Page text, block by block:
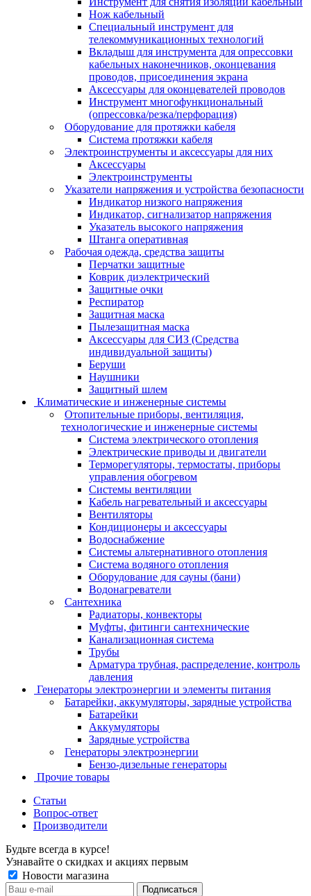
Нож кабельный
Специальный инструмент для
телекоммуникационных технологий
Вкладыш для инструмента для опрессовки
кабельных наконечников, оконцевания
проводов, присоединения экрана
Аксессуары для оконцевателей проводов
Инструмент многофункциональный
(опрессовка/резка/перфорация)
Оборудование для протяжки кабеля
Система протяжки кабеля
Электроинструменты и аксессуары для них
Аксессуары
Электроинструменты
Указатели напряжения и устройства безопасности
Индикатор низкого напряжения
Индикатор, сигнализатор напряжения
Указатель высокого напряжения
Штанга оперативная
Рабочая одежда, средства защиты
Перчатки защитные
Коврик диэлектрический
Защитные очки
Респиратор
Защитная маска
Пылезащитная маска
Аксессуары для СИЗ (Средства
индивидуальной защиты)
Беруши
Наушники
Защитный шлем
Климатические и инженерные системы
Отопительные приборы, вентиляция,
технологические и инженерные системы
Система электрического отопления
Электрические приводы и двигатели
Терморегуляторы, термостаты, приборы
управления обогревом
Системы вентиляции
Кабель нагревательный и аксессуары
Вентиляторы
Кондиционеры и аксессуары
Водоснабжение
Системы альтернативного отопления
Система водяного отопления
Оборудование для сауны (бани)
Водонагреватели
Сантехника
Радиаторы, конвекторы
Муфты, фитинги сантехнические
Канализационная система
Трубы
Арматура трубная, распределение, контроль
давления
Генераторы электроэнергии и элементы питания
Батарейки, аккумуляторы, зарядные устройства
Батарейки
Аккумуляторы
Зарядные устройства
Генераторы электроэнергии
Бензо-дизельные генераторы
Прочие товары
Статьи
Вопрос-ответ
Производители
Будьте всегда в курсе!
Узнавайте о скидках и акциях первым
Новости магазина